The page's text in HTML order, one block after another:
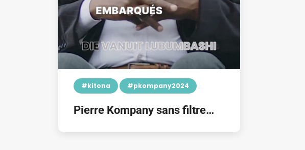
#kitona #pkompany2024
Pierre Kompany sans filtre…